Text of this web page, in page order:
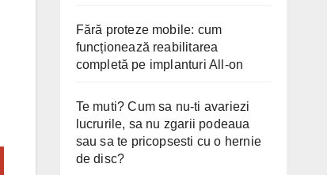
Fără proteze mobile: cum
funcționează reabilitarea
completă pe implanturi All-on
Te muti? Cum sa nu-ti avariezi
lucrurile, sa nu zgarii podeaua
sau sa te pricopsesti cu o hernie
de disc?